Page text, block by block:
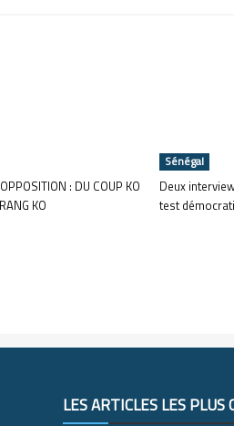
: DU COUP KO
KO
Sénégal
Deux
test
LES ARTICLES LES PLUS